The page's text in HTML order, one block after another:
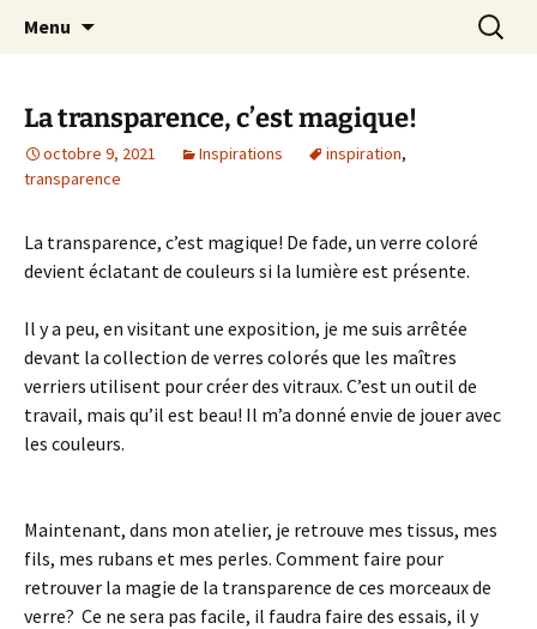
filsetcrayons
Le blog de Sophie A
Menu
La transparence, c’est magique!
octobre 9, 2021 Inspirations inspiration,
transparence
La transparence, c’est magique! De fade, un verre coloré
devient éclatant de couleurs si la lumière est présente.
Il y a peu, en visitant une exposition, je me suis arrêtée
devant la collection de verres colorés que les maîtres
verriers utilisent pour créer des vitraux. C’est un outil de
travail, mais qu’il est beau! Il m’a donné envie de jouer avec
les couleurs.
Maintenant, dans mon atelier, je retrouve mes tissus, mes
fils, mes rubans et mes perles. Comment faire pour
retrouver la magie de la transparence de ces morceaux de
verre? Ce ne sera pas facile, il faudra faire des essais, il y